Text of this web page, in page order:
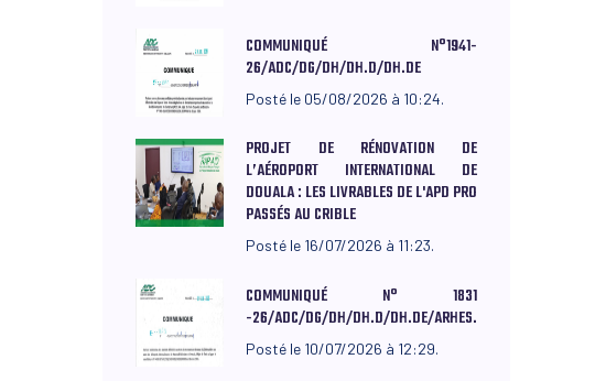
COMMUNIQUÉ N°1941-
26/ADC/DG/DH/DH.D/DH.DE
Posté le 05/08/2026 à 10:24.
PROJET DE RÉNOVATION DE
L’AÉROPORT INTERNATIONAL DE
DOUALA : LES LIVRABLES DE L'APD PRO
PASSÉS AU CRIBLE
Posté le 16/07/2026 à 11:23.
COMMUNIQUÉ N° 1831
-26/ADC/DG/DH/DH.D/DH.DE/ARHES.
Posté le 10/07/2026 à 12:29.